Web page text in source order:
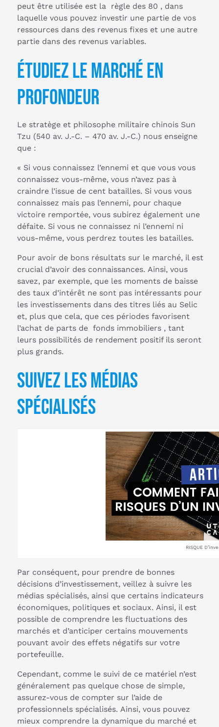
peut être utilisée est la règle des 80 , dans
laquelle vous pouvez investir une partie de vos
ressources dans des revenus fixes et une autre
partie dans des revenus variables.
Étudiez le marché en
profondeur
Le stratège et philosophe militaire chinois Sun
Tzu (540 av. J.-C. – 470 av. J.-C.) nous enseigne
que :
« Si vous connaissez l’ennemi et que vous vous
connaissez vous-même, vous n’avez pas à
craindre l’issue de cent batailles. Si vous vous
connaissez mais pas l’ennemi, pour chaque
victoire remportée, vous subirez également une
défaite. Si vous ne connaissez ni l’ennemi ni
vous-même, vous perdrez toutes les batailles.
Pour avoir de bons résultats sur le marché, il est
crucial d’avoir des connaissances. Ainsi, vous
savez, par exemple, que les moments de baisse
des taux d’intérêt ne sont pas intéressants pour
les investissements dans des titres liés au Selic
et, plus que cela, que ces périodes favorisent
l’achat de parts de fonds immobiliers , tant
leurs possibilités de rendement positif ils seront
plus grands.
Suivez les médias
spécialisés
RISQUE
Par conséquent, pour prendre de bonnes
décisions d’investissement, veillez à suivre les
médias spécialisés, ainsi que certains indicateurs
économiques, politiques et sociaux. Ainsi, il est
possible de comprendre les fluctuations des
marchés et d’anticiper certains mouvements
pouvant avoir des effets négatifs sur votre
portefeuille.
Cependant, comme le suivi de ce matériel n’est
généralement pas quelque chose de simple,
assurez-vous de compter sur l’aide de
professionnels spécialisés. Ainsi, vous pouvez
mieux comprendre la dynamique du marché et